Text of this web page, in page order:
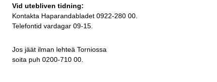
Vid utebliven tidning:
Kontakta Haparandabladet 0922-280 00.
Telefontid vardagar 09-15.
Jos jäät ilman lehteä Torniossa
soita puh 0200-710 00.